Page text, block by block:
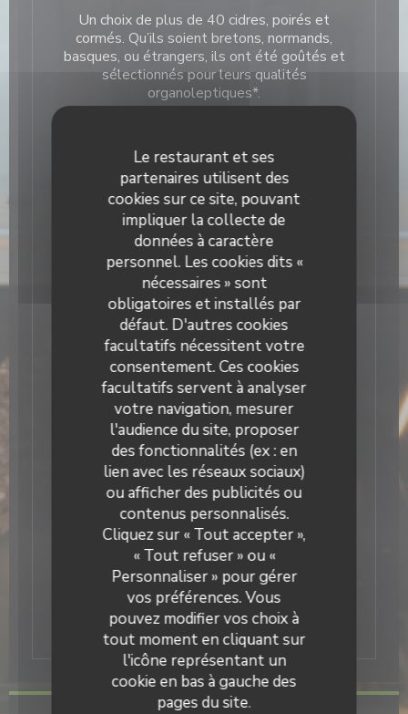
Le restaurant et ses
partenaires utilisent des
cookies sur ce site, pouvant
impliquer la collecte de
données à caractère
personnel. Les cookies dits «
nécessaires » sont
obligatoires et installés par
défaut. D'autres cookies
facultatifs nécessitent votre
consentement. Ces cookies
facultatifs servent à analyser
votre navigation, mesurer
l'audience du site, proposer
des fonctionnalités (ex : en
lien avec les réseaux sociaux)
ou afficher des publicités ou
contenus personnalisés.
Cliquez sur « Tout accepter »,
« Tout refuser » ou «
Personnaliser » pour gérer
vos préférences. Vous
pouvez modifier vos choix à
tout moment en cliquant sur
l'icône représentant un
cookie en bas à gauche des
pages du site.
Un choix de plus de 40 cidres, poirés et
cormés. Qu’ils soient bretons, normands,
basques, ou étrangers, ils ont été goûtés et
sélectionnés pour leurs qualités
organoleptiques*.
A découvrir en accord avec une galette ou
une crêpe.
❄️❄️SALLE CLIMATISÉE❄️❄️
Nos amis à quatre pattes ne sont pas reçus
en salle, mais avec plaisir en extérieur dès
que la terrasse est ouverte
* Toutes les sensations que nous
percevons influencent notre jugement :
arômes, couleur, texture…